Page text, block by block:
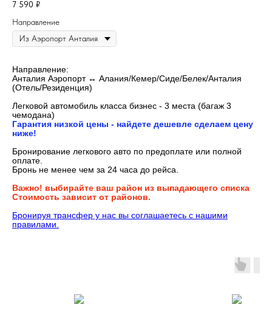
7 590 ₽
Направление
Направление:
Анталия Аэропорт ↔ Алания/Кемер/Сиде/Белек/Анталия
(Отель/Резиденция)
Легковой автомобиль класса бизнес - 3 места (багаж 3
чемодана)
Гарантия низкой цены - найдете дешевле сделаем цену
ниже!
Бронирование легкового авто по предоплате или полной
оплате.
Бронь не менее чем за 24 часа до рейса.
Важно! выбирайте ваш район из выпадающего списка
Стоимость зависит от районов.
Бронируя трансфер у нас вы соглашаетесь с нашими
правилами.